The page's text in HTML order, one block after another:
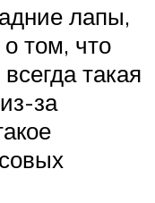
лапы,
том, что
такая
за